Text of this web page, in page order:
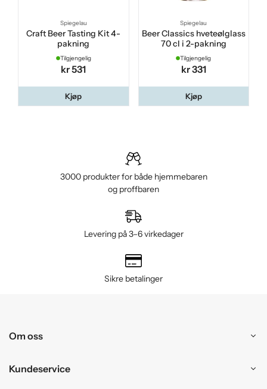
Spiegelau
Craft Beer Tasting Kit 4-
pakning
Tilgjengelig
kr 531
Kjøp
Spiegelau
Beer Classics hveteølglass
70 cl i 2-pakning
Tilgjengelig
kr 331
Kjøp
3000 produkter for både hjemmebaren
og proffbaren
Levering på 3–6 virkedager
Sikre betalinger
Om oss
Kundeservice